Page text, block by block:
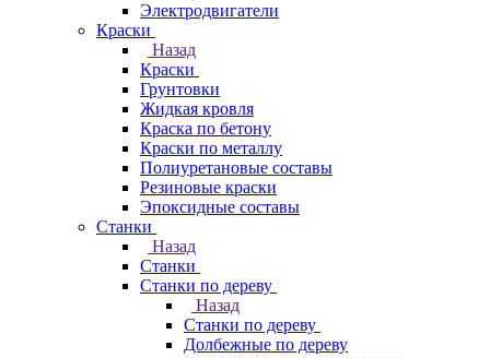
Электродвигатели
Краски
Назад
Краски
Грунтовки
Жидкая кровля
Краска по бетону
Краски по металлу
Полиуретановые составы
Резиновые краски
Эпоксидные составы
Станки
Назад
Станки
Станки по дереву
Назад
Станки по дереву
Долбежные по дереву